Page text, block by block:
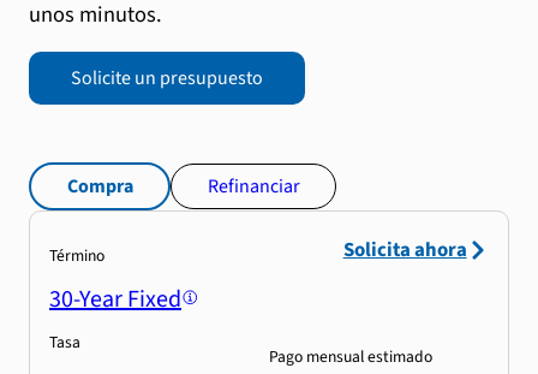
unos minutos.
Solicite un presupuesto
Compra Refinanciar
Término
30-Year Fixed
Tasa
Pago mensual estimado
Solicita ahora